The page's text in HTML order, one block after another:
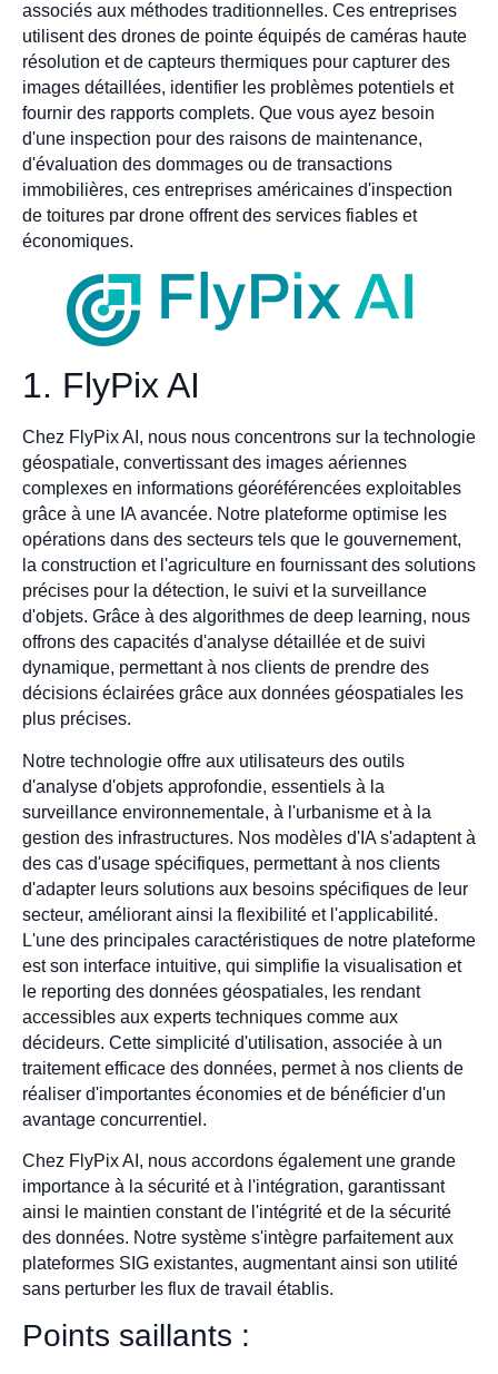
associés aux méthodes traditionnelles. Ces entreprises
utilisent des drones de pointe équipés de caméras haute
résolution et de capteurs thermiques pour capturer des
images détaillées, identifier les problèmes potentiels et
fournir des rapports complets. Que vous ayez besoin
d'une inspection pour des raisons de maintenance,
d'évaluation des dommages ou de transactions
immobilières, ces entreprises américaines d'inspection
de toitures par drone offrent des services fiables et
économiques.
1. FlyPix AI
Chez FlyPix AI, nous nous concentrons sur la technologie
géospatiale, convertissant des images aériennes
complexes en informations géoréférencées exploitables
grâce à une IA avancée. Notre plateforme optimise les
opérations dans des secteurs tels que le gouvernement,
la construction et l'agriculture en fournissant des solutions
précises pour la détection, le suivi et la surveillance
d'objets. Grâce à des algorithmes de deep learning, nous
offrons des capacités d'analyse détaillée et de suivi
dynamique, permettant à nos clients de prendre des
décisions éclairées grâce aux données géospatiales les
plus précises.
Notre technologie offre aux utilisateurs des outils
d'analyse d'objets approfondie, essentiels à la
surveillance environnementale, à l'urbanisme et à la
gestion des infrastructures. Nos modèles d'IA s'adaptent à
des cas d'usage spécifiques, permettant à nos clients
d'adapter leurs solutions aux besoins spécifiques de leur
secteur, améliorant ainsi la flexibilité et l'applicabilité.
L'une des principales caractéristiques de notre plateforme
est son interface intuitive, qui simplifie la visualisation et
le reporting des données géospatiales, les rendant
accessibles aux experts techniques comme aux
décideurs. Cette simplicité d'utilisation, associée à un
traitement efficace des données, permet à nos clients de
réaliser d'importantes économies et de bénéficier d'un
avantage concurrentiel.
Chez FlyPix AI, nous accordons également une grande
importance à la sécurité et à l'intégration, garantissant
ainsi le maintien constant de l'intégrité et de la sécurité
des données. Notre système s'intègre parfaitement aux
plateformes SIG existantes, augmentant ainsi son utilité
sans perturber les flux de travail établis.
Points saillants :